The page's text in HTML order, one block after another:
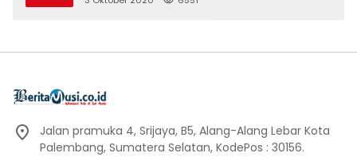
Jalan pramuka 4, Srijaya, B5, Alang-Alang Lebar Kota
Palembang, Sumatera Selatan, KodePos : 30156.